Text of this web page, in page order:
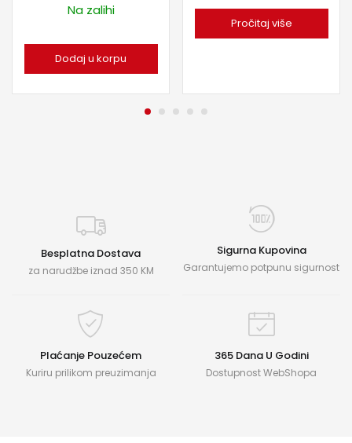
Na zalihi
Dodaj u korpu
Pročitaj više
Besplatna Dostava
za narudžbe iznad 350 KM
Sigurna Kupovina
Garantujemo potpunu sigurnost
Plaćanje Pouzećem
Kuriru prilikom preuzimanja
365 Dana U Godini
Dostupnost WebShopa